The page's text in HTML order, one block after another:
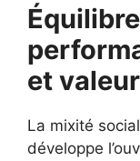
et
La mixité
développe